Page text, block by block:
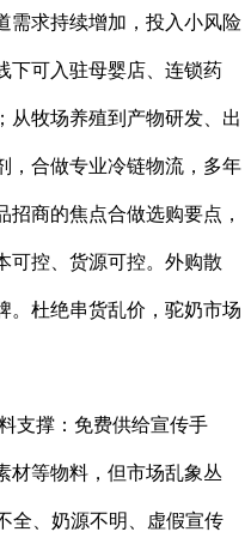
求持续增加，投入小风险
下可入驻母婴店、连锁药
从牧场养殖到产物研发、出
，合做专业冷链物流，多年
商的焦点合做选购要点，
可控、货源可控。外购散
。杜绝串货乱价，驼奶市场
撑：免费供给宣传手
材等物料，但市场乱象丛
全、奶源不明、虚假宣传